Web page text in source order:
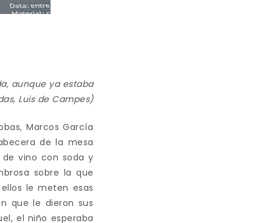
aunque ya estaba
Luis de Campes)
Marcos García
de la mesa
de vino con soda y
sobre la que
le meten esas
que le dieron sus
el niño esperaba